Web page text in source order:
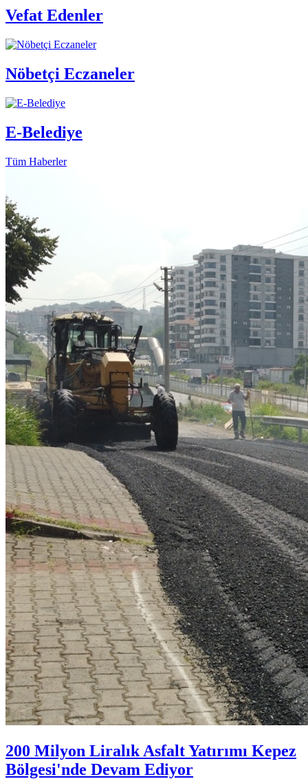
Vefat Edenler
Nöbetçi Eczaneler
E-Belediye
Tüm Haberler
200 Milyon Liralık Asfalt Yatırımı Kepez
Bölgesi'nde Devam Ediyor